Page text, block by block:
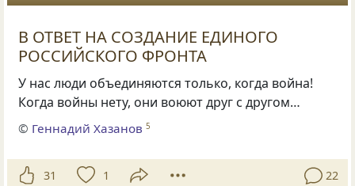
В ОТВЕТ НА СОЗДАНИЕ ЕДИНОГО
РОССИЙСКОГО ФРОНТА
У нас люди объединяются только, когда война!
Когда войны нету, они воюют друг с другом…
© Геннадий Хазанов 5
31 1 22